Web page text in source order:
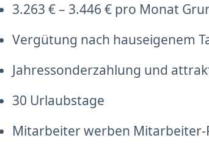
3.263 € – 3.446 € pro Monat
Vergütung nach hauseigenem
Jahressonderzahlung und
30 Urlaubstage
Mitarbeiter werben Mitarbeiter-